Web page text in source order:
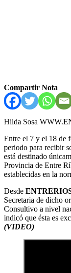
Compartir Nota
Hilda Sosa
Entre el 7 y el 18 de
periodo para recibir
está destinado
Provincia de Entre
establecidas en la
Desde
Secretaria de dicho
Consultivo a nivel
indicó que ésta es
(VIDEO)